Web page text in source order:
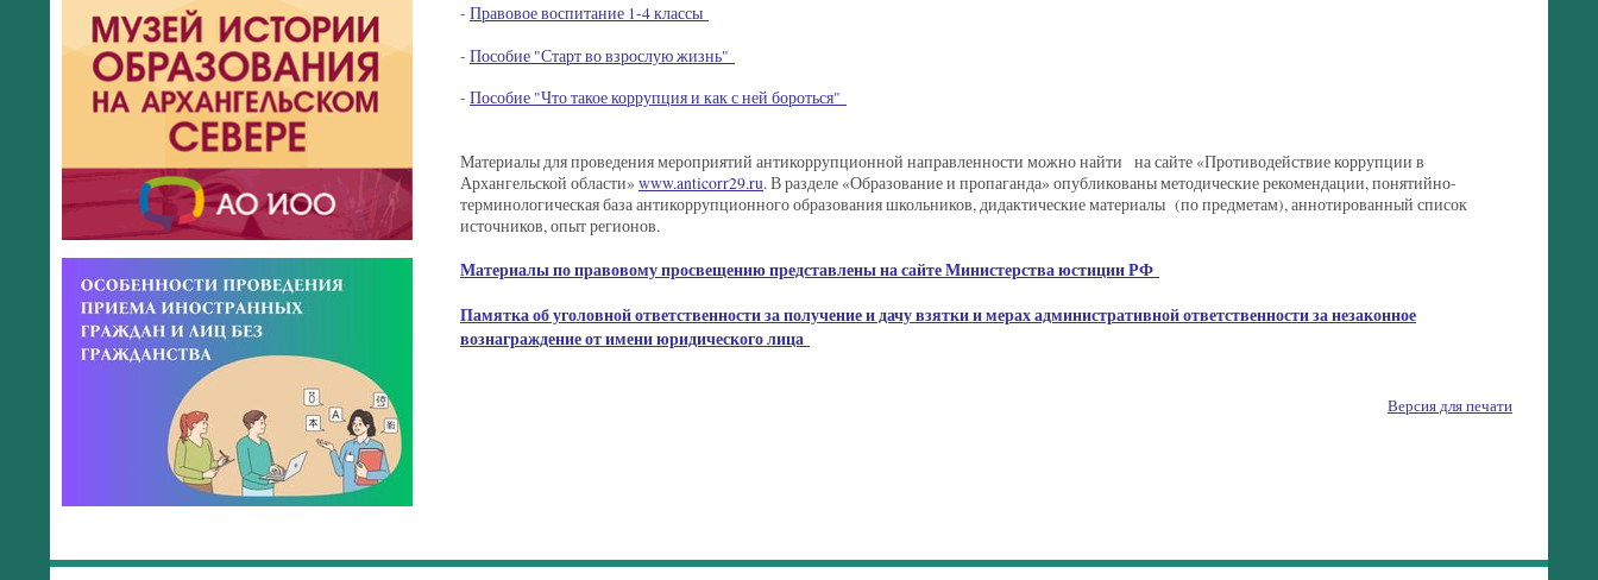
- Правовое воспитание 1-4 классы
- Пособие "Старт во взрослую жизнь"
- Пособие "Что такое коррупция и как с ней бороться"
Материалы для проведения мероприятий антикоррупционной направленности можно найти на сайте «Противодействие коррупции в
Архангельской области» www.anticorr29.ru. В разделе «Образование и пропаганда» опубликованы методические рекомендации, понятийно-
терминологическая база антикоррупционного образования школьников, дидактические материалы (по предметам), аннотированный список
источников, опыт регионов.
Материалы по правовому просвещению представлены на сайте Министерства юстиции РФ
Памятка об уголовной ответственности за получение и дачу взятки и мерах административной ответственности за незаконное
вознаграждение от имени юридического лица
Версия для печати